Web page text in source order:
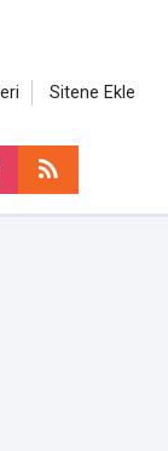
Sitene Ekle